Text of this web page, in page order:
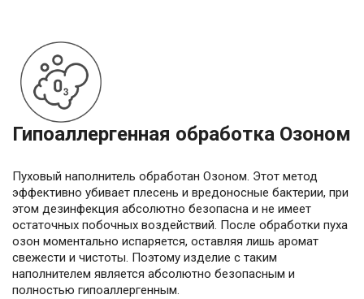
Гипоаллергенная обработка Озоном
Пуховый наполнитель обработан Озоном. Этот метод
эффективно убивает плесень и вредоносные бактерии, при
этом дезинфекция абсолютно безопасна и не имеет
остаточных побочных воздействий. После обработки пуха
озон моментально испаряется, оставляя лишь аромат
свежести и чистоты. Поэтому изделие с таким
наполнителем является абсолютно безопасным и
полностью гипоаллергенным.